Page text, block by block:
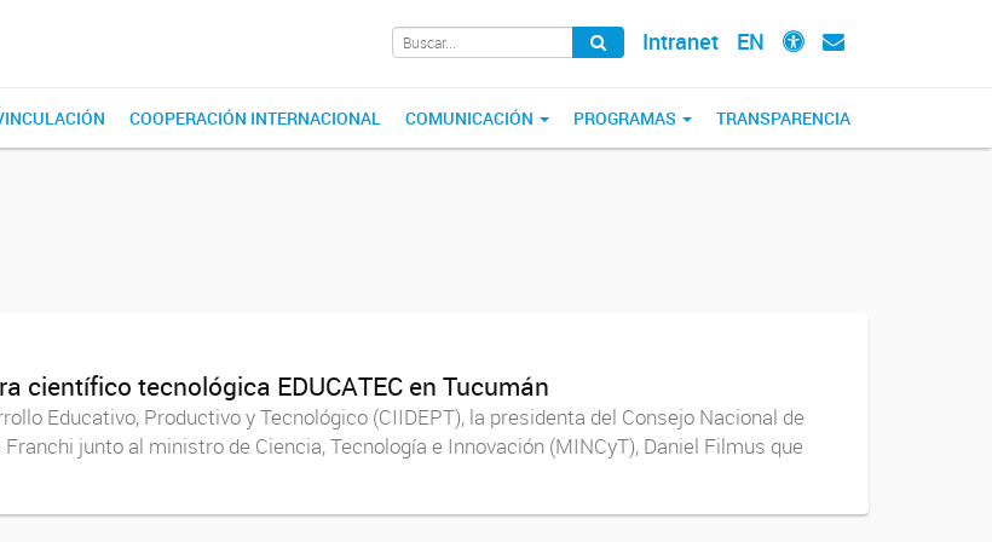
Intranet EN
COOPERACIÓN INTERNACIONAL COMUNICACIÓN PROGRAMAS TRANSPARENCIA
científico tecnológica EDUCATEC en Tucumán
Educativo, Productivo y Tecnológico (CIIDEPT), la presidenta del Consejo Nacional de
junto al ministro de Ciencia, Tecnología e Innovación (MINCyT), Daniel Filmus que